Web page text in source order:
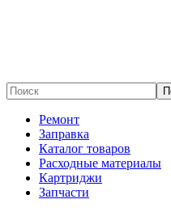
Ремонт
Заправка
Каталог товаров
Расходные материалы
Картриджи
Запчасти